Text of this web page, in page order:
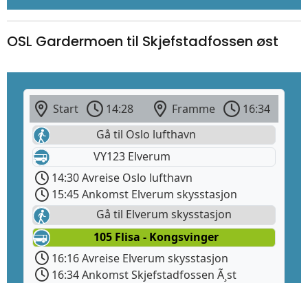
OSL Gardermoen til Skjefstadfossen øst
Start 14:28 Framme
16:34
Gå til Oslo lufthavn
VY123 Elverum
14:30 Avreise Oslo lufthavn
15:45 Ankomst Elverum skysstasjon
Gå til Elverum skysstasjon
105 Flisa - Kongsvinger
16:16 Avreise Elverum skysstasjon
16:34 Ankomst Skjefstadfossen Ã¸st